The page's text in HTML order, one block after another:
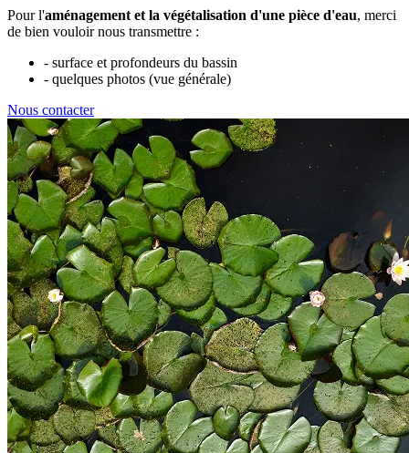
Pour l'aménagement et la végétalisation d'une pièce d'eau, merci
de bien vouloir nous transmettre :
- surface et profondeurs du bassin
- quelques photos (vue générale)
Nous contacter